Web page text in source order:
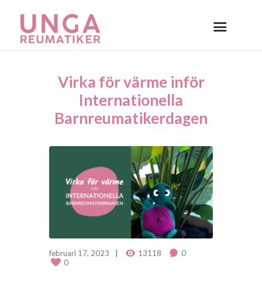
Virka för värme inför
Internationella
Barnreumatikerdagen
februari 17, 2023 13118
0
0